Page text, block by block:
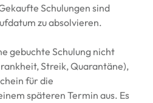
Schulungen sind
zu absolvieren.
gebuchte Schulung nicht
Streik, Quarantäne),
für die
späteren Termin aus. Es